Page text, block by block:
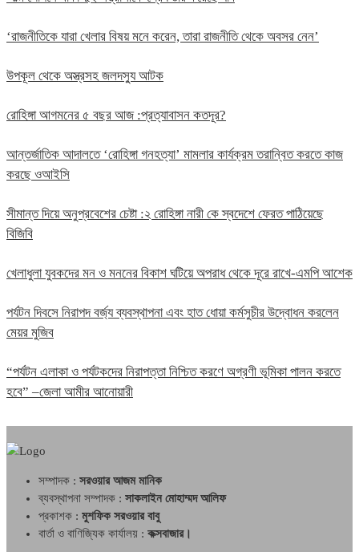
‘রাজনীতিকে যারা খেলার বিষয় মনে করেন, তারা রাজনীতি থেকে অবসর নেন’
উপকূল থেকে অস্ত্রসহ জলদস্যু আটক
রোহিঙ্গা আগমনের ৫ বছর আজ :প্রত্যাবাসন কতদূর?
আন্তর্জাতিক আদালতে ‘রোহিঙ্গা গনহত্যা’ মামলার কার্যক্রম তরান্বিত করতে কাজ
করছে ওআইসি
সীমান্ত দিয়ে অনুপ্রবেশের চেষ্টা :২ রোহিঙ্গা নারী কে স্বদেশে ফেরত পাঠিয়েছে
বিজিবি
খেলাধুলা যুবকদের মন ও মননের বিকাশ ঘটিয়ে অপরাধ থেকে দূরে রাখে-এমপি আশেক
পর্যটন দিবসে নিরাপদ বর্জ্য ব্যবস্থাপনা এবং হাত ধোয়া কর্মসুচীর উদ্বোধন করলেন
মেয়র মুজিব
“পর্যটন এলাকা ও পর্যটকদের নিরাপত্তা নিশ্চিত করণে অগ্রণী ভূমিকা পালন করতে
হবে” –জেলা আমীর আনোয়ারী
সম্পাদক : সরওয়ার আজম মানিক
ব্যবস্থাপনা সম্পাদক : সাকলাইন মোহাম্মদ আলিফ
প্রকাশক : মুশফিক সরওয়ার বাবু
বার্তা ও বাণিজ্যিক কার্যালয় : কক্সবাজার।